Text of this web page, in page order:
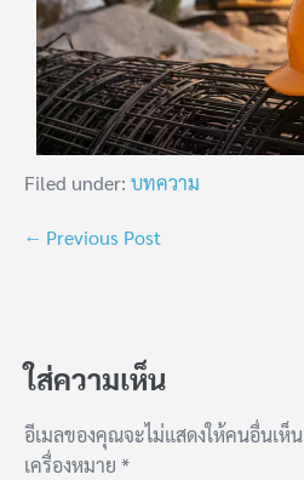
Filed under: บทความ
← Previous Post
ใส่ความเห็น
อีเมลของคุณจะไม่แสดงให้คนอื่นเห็น
เครื่องหมาย *